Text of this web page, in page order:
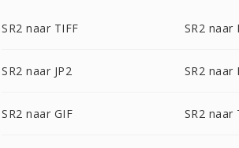
SR2 naar TIFF SR2 naar
SR2 naar JP2 SR2 naar
SR2 naar GIF SR2 naar